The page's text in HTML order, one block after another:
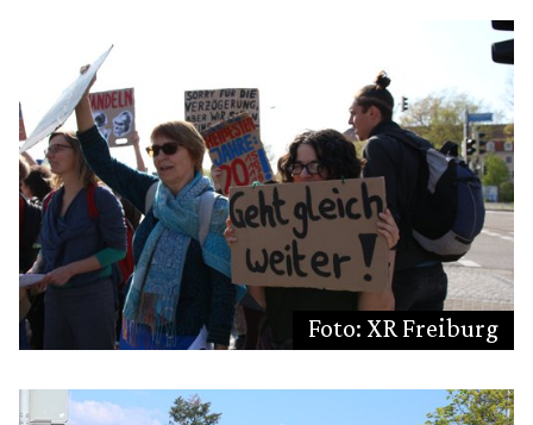
Foto: XR Freiburg